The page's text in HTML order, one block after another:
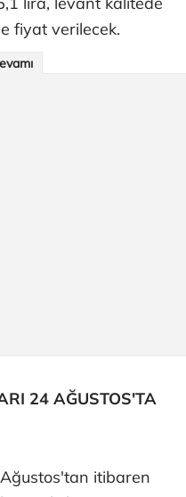
fiyat verilecek.
24 AĞUSTOS'TA
Ağustos'tan itibaren